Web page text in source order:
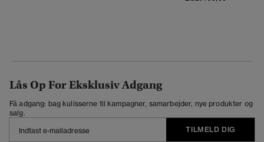
Lås Op For Eksklusiv Adgang
Få adgang: bag kulisserne til kampagner, samarbejder, nye produkter og
salg.
TILMELD DIG